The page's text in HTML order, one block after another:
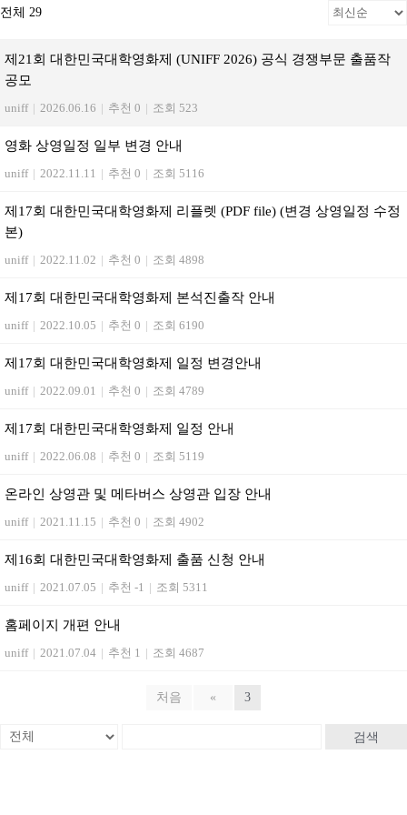
전체 29
제21회 대한민국대학영화제 (UNIFF 2026) 공식 경쟁부문 출품작
공모
uniff | 2026.06.16 | 추천 0 | 조회 523
영화 상영일정 일부 변경 안내
uniff | 2022.11.11 | 추천 0 | 조회 5116
제17회 대한민국대학영화제 리플렛 (PDF file) (변경 상영일정 수정
본)
uniff | 2022.11.02 | 추천 0 | 조회 4898
제17회 대한민국대학영화제 본석진출작 안내
uniff | 2022.10.05 | 추천 0 | 조회 6190
제17회 대한민국대학영화제 일정 변경안내
uniff | 2022.09.01 | 추천 0 | 조회 4789
제17회 대한민국대학영화제 일정 안내
uniff | 2022.06.08 | 추천 0 | 조회 5119
온라인 상영관 및 메타버스 상영관 입장 안내
uniff | 2021.11.15 | 추천 0 | 조회 4902
제16회 대한민국대학영화제 출품 신청 안내
uniff | 2021.07.05 | 추천 -1 | 조회 5311
홈페이지 개편 안내
uniff | 2021.07.04 | 추천 1 | 조회 4687
처음 « 3
검색